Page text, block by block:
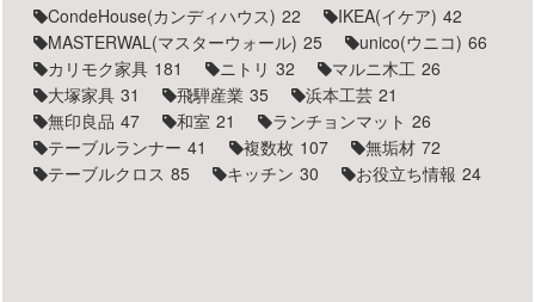
CondeHouse(カンディハウス) 22 IKEA(イケア) 42
MASTERWAL(マスターウォール) 25 unico(ウニコ) 66
カリモク家具 181 ニトリ 32 マルニ木工 26
大塚家具 31 飛騨産業 35 浜本工芸 21
無印良品 47 和室 21 ランチョンマット 26
テーブルランナー 41 複数枚 107 無垢材 72
テーブルクロス 85 キッチン 30 お役立ち情報 24